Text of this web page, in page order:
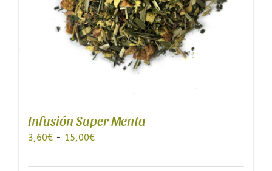
de
producto
Infusión Super Menta
3,60€ - 15,00€Rango
precios: